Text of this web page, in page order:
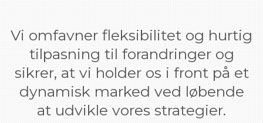
Vi omfavner fleksibilitet og hurtig
tilpasning til forandringer og
sikrer, at vi holder os i front på et
dynamisk marked ved løbende
at udvikle vores strategier.